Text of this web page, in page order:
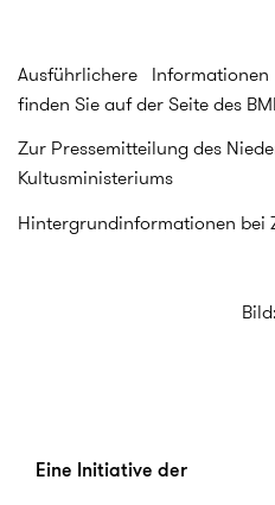
Ausführlichere
finden Sie auf der Seite des
Zur Pressemitteilung des
Kultusministeriums
Hintergrundinformationen bei
Eine Initiative der